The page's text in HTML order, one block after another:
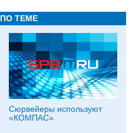
ТЕМЕ
Сюрвейеры используют
«КОМПАС»